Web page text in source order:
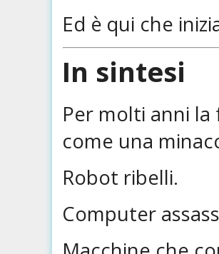
Ed è qui che
In sintesi
Per molti anni
come una
Robot ribelli.
Computer